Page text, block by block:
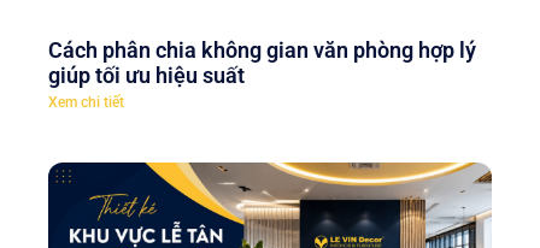
Cách phân chia không gian văn phòng hợp lý
giúp tối ưu hiệu suất
Xem chi tiết